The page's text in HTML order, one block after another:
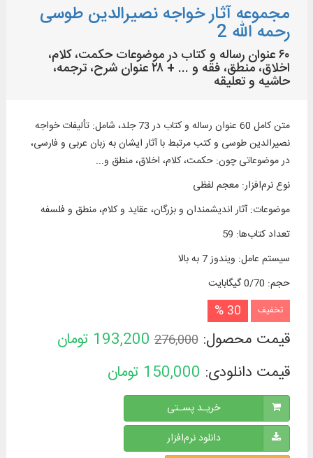
مجموعه آثار خواجه نصیرالدین طوسی
رحمه الله 2
۶۰ عنوان رساله و كتاب در موضوعات حکمت، کلام،
اخلاق، منطق، فقه و ... + ۲۸ عنوان شرح، ترجمه،
حاشیه و تعلیقه
متن كامل 60 عنوان رساله و كتاب در 73 جلد، شامل: تألیفات خواجه
نصیرالدین طوسی و كتب مرتبط با آثار ایشان به زبان عربی و فارسی،
در موضوعاتی چون: حكمت، كلام، اخلاق‌، منطق و...
نوع نرم‌افزار:معجم لفظی
موضوعات:آثار اندیشمندان و بزرگان، عقاید و كلام، منطق و فلسفه
تعداد کتاب‌ها:
59
سیستم عامل: ویندوز 7 به بالا
حجم: 0/70 گیگابایت
تخفیف 30 %
قیمت محصول:276,000
193,200 تومان
قیمت دانلودی: 150,000 تومان
خریـد پسـتی
دانلود نرم‌افزار